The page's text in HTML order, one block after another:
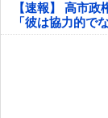
【速報】 高市
「彼は協力的で
判明